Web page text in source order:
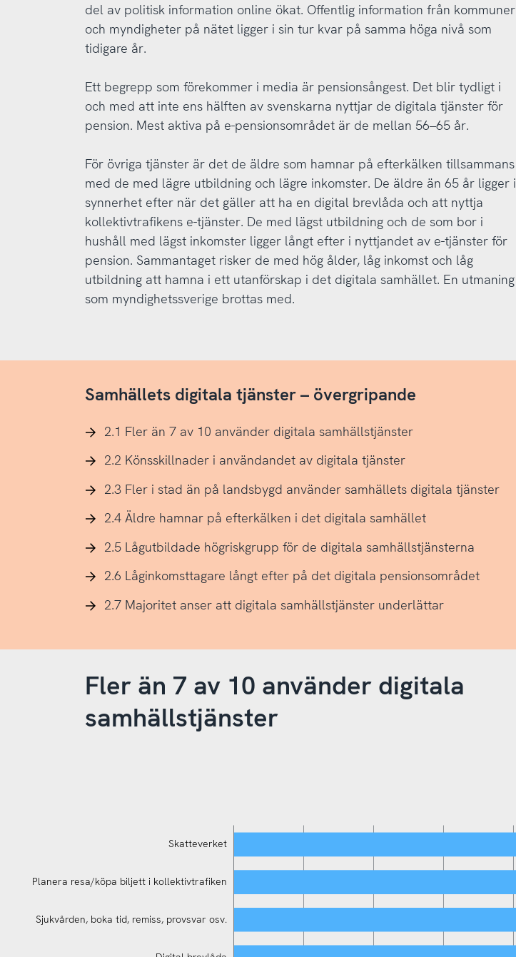
del av politisk information online ökat. Offentlig information från kommuner
och myndigheter på nätet ligger i sin tur kvar på samma höga nivå som
tidigare år.
Ett begrepp som förekommer i media är pensionsångest. Det blir tydligt i
och med att inte ens hälften av svenskarna nyttjar de digitala tjänster för
pension. Mest aktiva på e-pensionsområdet är de mellan 56–65 år.
För övriga tjänster är det de äldre som hamnar på efterkälken tillsammans
med de med lägre utbildning och lägre inkomster. De äldre än 65 år ligger i
synnerhet efter när det gäller att ha en digital brevlåda och att nyttja
kollektivtrafikens e-tjänster. De med lägst utbildning och de som bor i
hushåll med lägst inkomster ligger långt efter i nyttjandet av e-tjänster för
pension. Sammantaget risker de med hög ålder, låg inkomst och låg
utbildning att hamna i ett utanförskap i det digitala samhället. En utmaning
som myndighetssverige brottas med.
Samhällets digitala tjänster – övergripande
2.1 Fler än 7 av 10 använder digitala samhällstjänster
2.2 Könsskillnader i användandet av digitala tjänster
2.3 Fler i stad än på landsbygd använder samhällets digitala tjänster
2.4 Äldre hamnar på efterkälken i det digitala samhället
2.5 Lågutbildade högriskgrupp för de digitala samhällstjänsterna
2.6 Låginkomsttagare långt efter på det digitala pensionsområdet
2.7 Majoritet anser att digitala samhällstjänster underlättar
Fler än 7 av 10 använder digitala
samhällstjänster
Skatteverket
Planera resa/köpa biljett i kollektivtrafiken
Sjukvården, boka tid, remiss, provsvar osv.